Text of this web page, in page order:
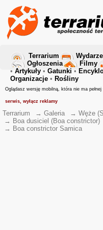
Terrarium
Ogłoszenia
Filmy
• Artykuły • Gatunki •
Organizacje • Rośliny
Oglądasz wersję mobilną, która nie ma
serwis, wyłącz reklamy
Terrarium → Galeria → Węże
→ Boa dusiciel (Boa constrictor)
→ Boa constrictor Samica